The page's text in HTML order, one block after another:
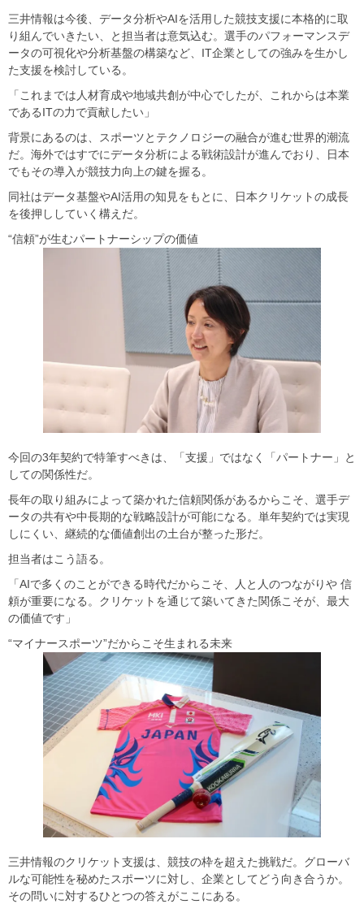
三井情報は今後、データ分析やAIを活用した競技支援に本格的に取
り組んでいきたい、と担当者は意気込む。選手のパフォーマンスデ
ータの可視化や分析基盤の構築など、IT企業としての強みを生かし
た支援を検討している。
「これまでは人材育成や地域共創が中心でしたが、これからは本業
であるITの力で貢献したい」
背景にあるのは、スポーツとテクノロジーの融合が進む世界的潮流
だ。海外ではすでにデータ分析による戦術設計が進んでおり、日本
でもその導入が競技力向上の鍵を握る。
同社はデータ基盤やAI活用の知見をもとに、日本クリケットの成長
を後押ししていく構えだ。
“信頼”が生むパートナーシップの価値
今回の3年契約で特筆すべきは、「支援」ではなく「パートナー」と
しての関係性だ。
長年の取り組みによって築かれた信頼関係があるからこそ、選手デ
ータの共有や中長期的な戦略設計が可能になる。単年契約では実現
しにくい、継続的な価値創出の土台が整った形だ。
担当者はこう語る。
「AIで多くのことができる時代だからこそ、人と人のつながりや 信
頼が重要になる。クリケットを通じて築いてきた関係こそが、最大
の価値です」
“マイナースポーツ”だからこそ生まれる未来
三井情報のクリケット支援は、競技の枠を超えた挑戦だ。グローバ
ルな可能性を秘めたスポーツに対し、企業としてどう向き合うか。
その問いに対するひとつの答えがここにある。